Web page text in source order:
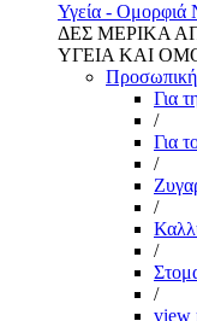
Υγεία - Ομορφιά
ΔΕΣ ΜΕΡΙΚΑ
ΥΓΕΙΑ ΚΑΙ
Για
/
Για
/
/
/
/
view